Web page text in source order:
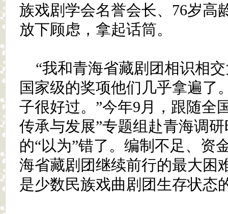
族戏剧学会名誉会长、76岁高
放下顾虑，拿起话筒。
“我和青海省藏剧团相识相
国家级的奖项他们几乎拿遍了
子很好过。”今年9月，跟随全
传承与发展”专题组赴青海调
的“以为”错了。编制不足、资
海省藏剧团继续前行的最大困
是少数民族戏曲剧团生存状态